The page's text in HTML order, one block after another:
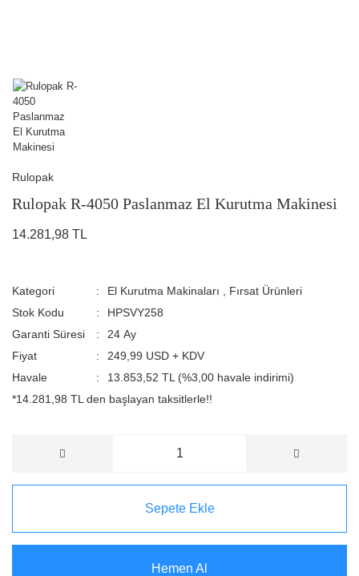
Rulopak
Rulopak R-4050 Paslanmaz El Kurutma Makinesi
14.281,98 TL
Kategori El Kurutma Makinaları
Fırsat Ürünleri
Stok Kodu
HPSVY258
Garanti Süresi
24 Ay
Fiyat
249,99 USD + KDV
Havale
13.853,52 TL (%3,00 havale indirimi)
*14.281,98 TL den başlayan taksitlerle!!
Sepete Ekle
Hemen Al